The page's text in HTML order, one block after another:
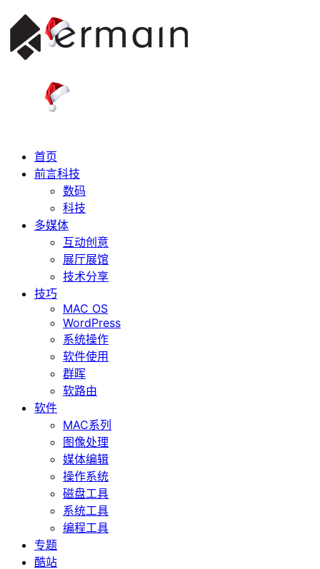
首页
前言科技
数码
科技
多媒体
互动创意
展厅展馆
技术分享
技巧
MAC OS
WordPress
系统操作
软件使用
群晖
软路由
软件
MAC系列
图像处理
媒体编辑
操作系统
磁盘工具
系统工具
编程工具
专题
酷站